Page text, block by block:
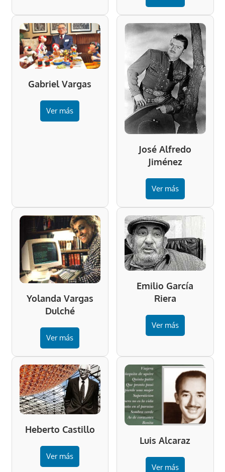
Gabriel Vargas
Ver más
José Alfredo
Jiménez
Ver más
Yolanda Vargas
Dulché
Ver más
Emilio García
Riera
Ver más
Heberto Castillo
Ver más
Luis Alcaraz
Ver más